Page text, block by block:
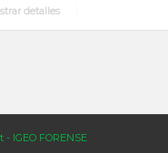
detalles
IGEO FORENSE